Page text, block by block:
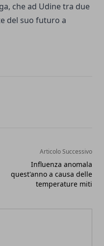
che ad Udine tra due
del suo futuro a
Articolo Successivo
Influenza anomala
quest'anno a causa delle
temperature miti